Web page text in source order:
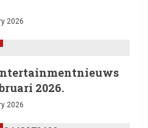
2026
2026.
2026